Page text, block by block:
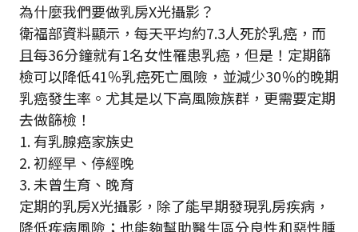
為什麼我們要做乳房X光攝影？
衛福部資料顯示，每天平均約7.3人死於乳癌，而
且每36分鐘就有1名女性罹患乳癌，但是！定期篩
檢可以降低41％乳癌死亡風險，並減少30％的晚期
乳癌發生率。尤其是以下高風險族群，更需要定期
去做篩檢！
1. 有乳腺癌家族史
2. 初經早、停經晚
3. 未曾生育、晚育
定期的乳房X光攝影，除了能早期發現乳房疾病，
降低疾病風險；也能夠幫助醫生區分良性和惡性腫